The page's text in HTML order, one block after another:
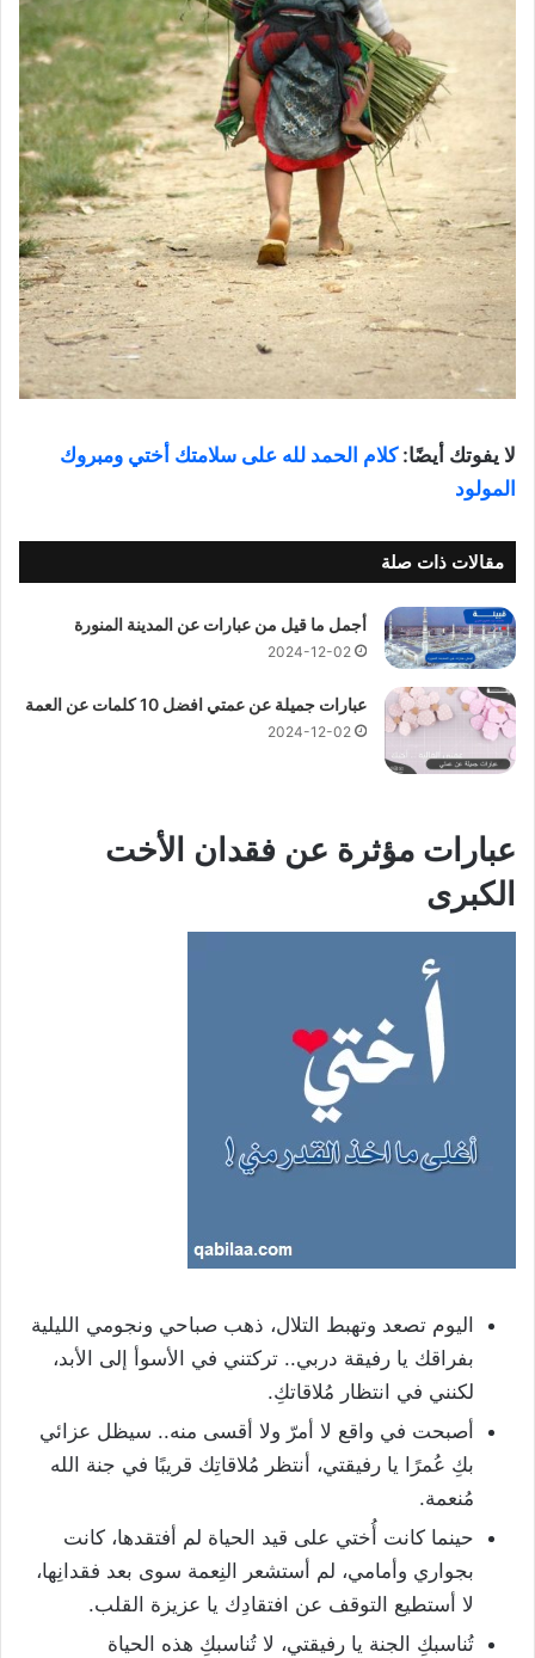
لا يفوتك أيضًا:كلام الحمد لله على سلامتك أختي ومبروك
المولود
مقالات ذات صلة
أجمل ما قيل من عبارات عن المدينة المنورة
2024-12-02
عبارات جميلة عن عمتي افضل 10 كلمات عن العمة
2024-12-02
عبارات مؤثرة عن فقدان الأخت
الكبرى
اليوم تصعد وتهبط التلال، ذهب صباحي ونجومي الليلية
بفراقك يا رفيقة دربي.. تركتني في الأسوأ إلى الأبد،
لكنني في انتظار مُلاقاتكِ.
أصبحت في واقع لا أمرّ ولا أقسى منه.. سيظل عزائي
بكِ عُمرًا يا رفيقتي، أنتظر مُلاقاتِك قريبًا في جنة الله
مُنعمة.
حينما كانت أُختي على قيد الحياة لم أفتقدها، كانت
بجواري وأمامي، لم أستشعر النِعمة سوى بعد فقدانِها،
لا أستطيع التوقف عن افتقادِك يا عزيزة القلب.
تُناسبكِ الجنة يا رفيقتي، لا تُناسبكِ هذه الحياة